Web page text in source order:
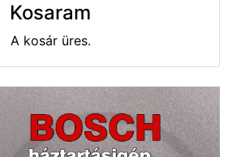
Kosaram
A kosár üres.